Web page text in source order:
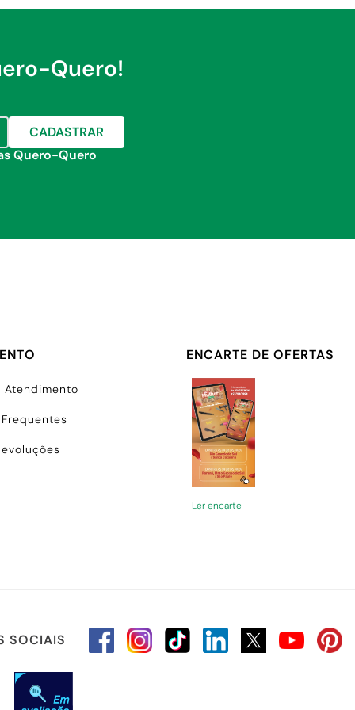
Quero!
CADASTRAR
Quero-Quero
Atendimento
ENCARTE DE OFERTAS
Ler encarte
SOCIAIS